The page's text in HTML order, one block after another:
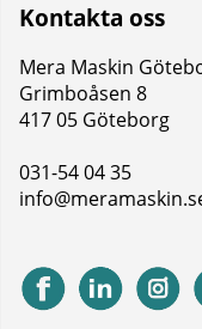
Kontakta oss
Mera Maskin
Grimboåsen 8
417 05 Göteborg
031-54 04 35